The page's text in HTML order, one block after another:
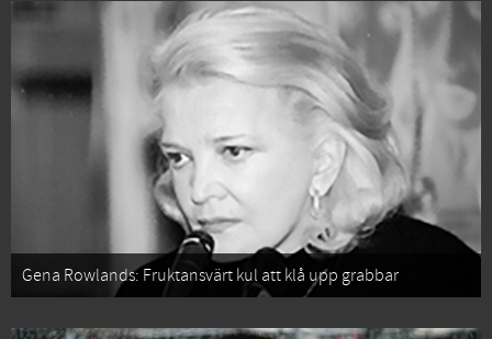
Gena Rowlands: Fruktansvärt kul att klå upp grabbar